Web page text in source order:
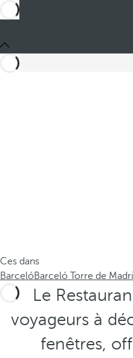
Ces dans
BarcelóBarceló Torre de
Le
voyageurs à
fenêtres,